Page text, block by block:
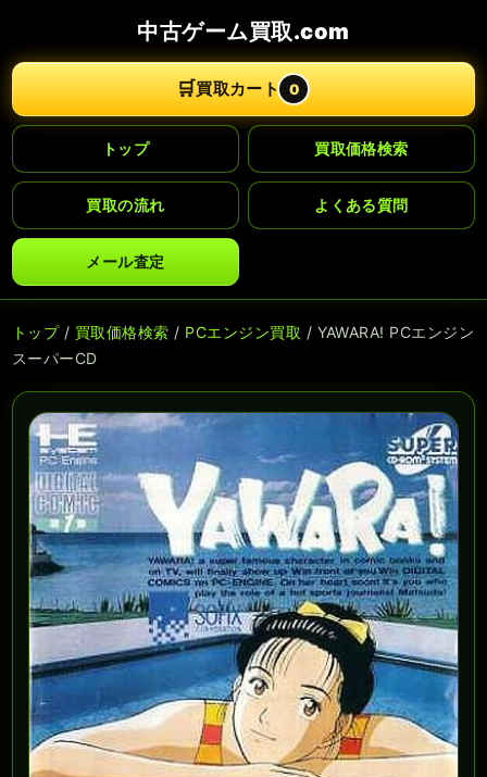
中古ゲーム買取.com
🛒買取カート 0
トップ 買取価格検索
買取の流れ よくある質問
メール査定
トップ/ 買取価格検索 / PCエンジン買取 / YAWARA! PCエンジン
スーパーCD